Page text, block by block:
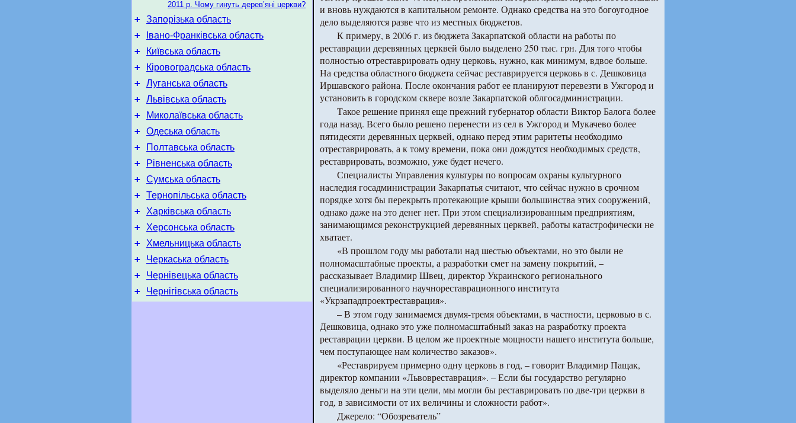
2011 р. Чому гинуть дерев’яні церкви?
+ Запорізька область
+ Івано-Франківська область
+ Київська область
+ Кіровоградська область
+ Луганська область
+ Львівська область
+ Миколаївська область
+ Одеська область
+ Полтавська область
+ Рівненська область
+ Сумська область
+ Тернопільська область
+ Харківська область
+ Херсонська область
+ Хмельницька область
+ Черкаська область
+ Чернівецька область
+ Чернігівська область
и вновь нуждаются в капитальном ремонте. Однако средства на это богоугодное
дело выделяются разве что из местных бюджетов.
К примеру, в 2006 г. из бюджета Закарпатской области на работы по
реставрации деревянных церквей было выделено 250 тыс. грн. Для того чтобы
полностью отреставрировать одну церковь, нужно, как минимум, вдвое больше.
На средства областного бюджета сейчас реставрируется церковь в с. Дешковица
Иршавского района. После окончания работ ее планируют перевезти в Ужгород и
установить в городском сквере возле Закарпатской облгосадминистрации.
Такое решение принял еще прежний губернатор области Виктор Балога более
года назад. Всего было решено перенести из сел в Ужгород и Мукачево более
пятидесяти деревянных церквей, однако перед этим раритеты необходимо
отреставрировать, а к тому времени, пока они дождутся необходимых средств,
реставрировать, возможно, уже будет нечего.
Специалисты Управления культуры по вопросам охраны культурного
наследия госадминистрации Закарпатья считают, что сейчас нужно в срочном
порядке хотя бы перекрыть протекающие крыши большинства этих сооружений,
однако даже на это денег нет. При этом специализированным предприятиям,
занимающимся реконструкцией деревянных церквей, работы катастрофически не
хватает.
«В прошлом году мы работали над шестью объектами, но это были не
полномасштабные проекты, а разработки смет на замену покрытий, –
рассказывает Владимир Швец, директор Украинского регионального
специализированного научнореставрационного института
«Укрзападпроектреставрация».
– В этом году занимаемся двумя-тремя объектами, в частности, церковью в с.
Дешковица, однако это уже полномасштабный заказ на разработку проекта
реставрации церкви. В целом же проектные мощности нашего института больше,
чем поступающее нам количество заказов».
«Реставрируем примерно одну церковь в год, – говорит Владимир Пащак,
директор компании «Львовреставрация». – Если бы государство регулярно
выделяло деньги на эти цели, мы могли бы реставрировать по две-три церкви в
год, в зависимости от их величины и сложности работ».
Джерело: “Обозреватель”